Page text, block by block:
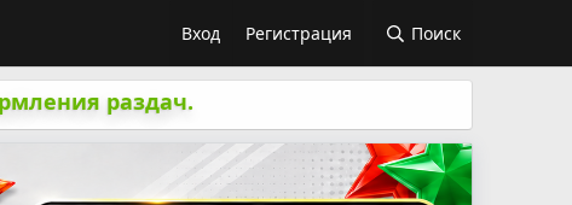
Вход Регистрация Поиск
раздач.